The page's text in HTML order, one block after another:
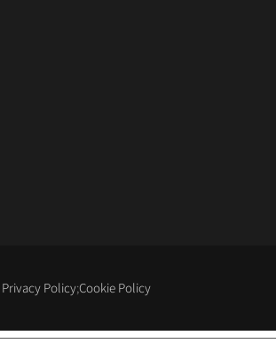
Privacy Policy;Cookie Policy